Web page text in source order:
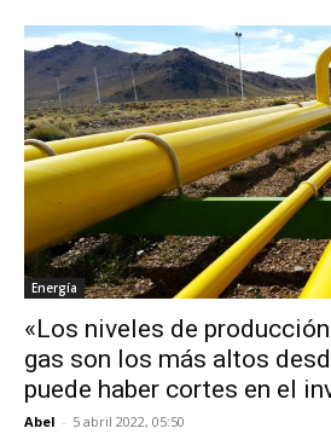
Energía
«Los niveles de
gas son los más altos
puede haber cortes en el
Abel - 5 abril 2022, 05:50